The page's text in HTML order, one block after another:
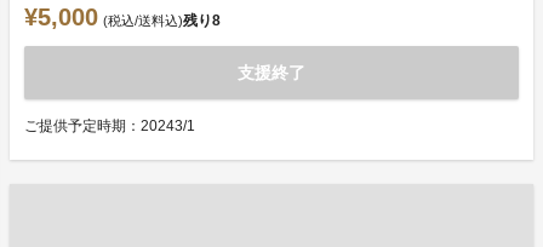
¥5,000 (税込/送料込)残り8
支援終了
ご提供予定時期：20243/1